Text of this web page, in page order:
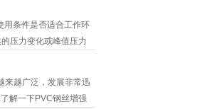
条件是否适合工作环
压力变化或峰值压力
来越广泛，发展非常迅
解一下PVC钢丝增强